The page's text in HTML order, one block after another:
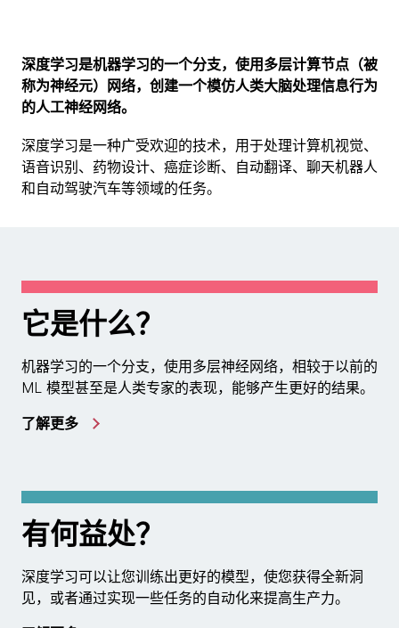
深度学习是机器学习的一个分支，使用多层计算节点（被
称为神经元）网络，创建一个模仿人类大脑处理信息行为
的人工神经网络。
深度学习是一种广受欢迎的技术，用于处理计算机视觉、
语音识别、药物设计、癌症诊断、自动翻译、聊天机器人
和自动驾驶汽车等领域的任务。
它是什么？
机器学习的一个分支，使用多层神经网络，相较于以前的
ML 模型甚至是人类专家的表现，能够产生更好的结果。
了解更多
有何益处？
深度学习可以让您训练出更好的模型，使您获得全新洞
见，或者通过实现一些任务的自动化来提高生产力。